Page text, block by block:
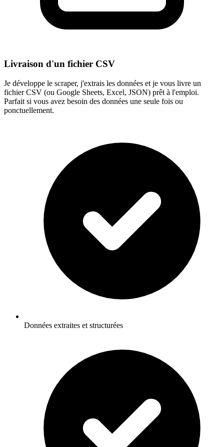
Livraison d'un fichier CSV
Je développe le scraper, j'extrais les données et je vous livre un
fichier CSV (ou Google Sheets, Excel, JSON) prêt à l'emploi.
Parfait si vous avez besoin des données une seule fois ou
ponctuellement.
Données extraites et structurées